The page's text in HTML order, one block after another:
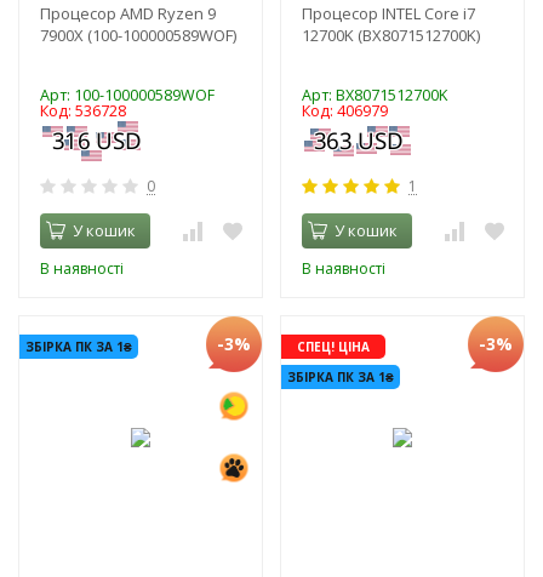
Процесор AMD Ryzen 9
7900X (100-100000589WOF)
Арт: 100-100000589WOF
Код: 536728
0
У кошик
В наявності
Процесор INTEL Core i7
12700K (BX8071512700K)
Арт: BX8071512700K
Код: 406979
1
У кошик
В наявності
ЗБІРКА ПК ЗА 1₴ -3%
СПЕЦ! ЦІНА
ЗБІРКА ПК ЗА 1₴
-3%